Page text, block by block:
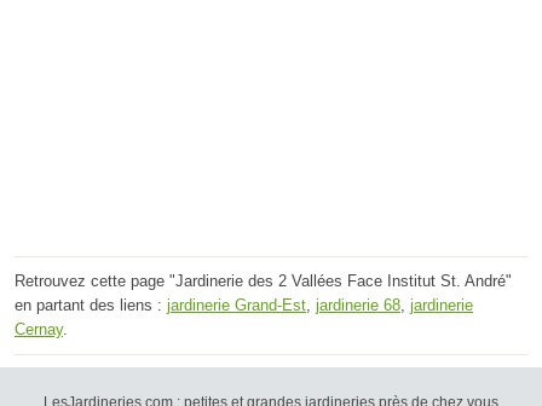
Retrouvez cette page "Jardinerie des 2 Vallées Face Institut St. André"
en partant des liens : jardinerie Grand-Est jardinerie 68 jardinerie
Cernay.
LesJardineries.com : petites et grandes jardineries près de chez vous